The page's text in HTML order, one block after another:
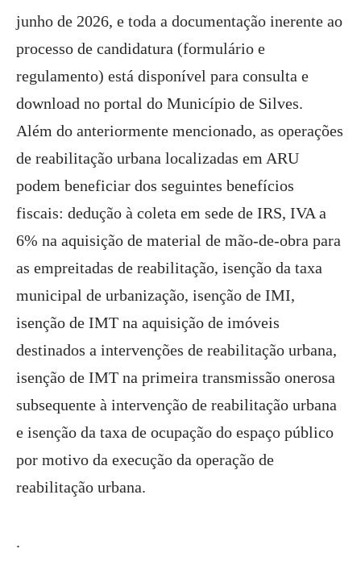
junho de 2026, e toda a documentação inerente ao
processo de candidatura (formulário e
regulamento) está disponível para consulta e
download no portal do Município de Silves.
Além do anteriormente mencionado, as operações
de reabilitação urbana localizadas em ARU
podem beneficiar dos seguintes benefícios
fiscais: dedução à coleta em sede de IRS, IVA a
6% na aquisição de material de mão-de-obra para
as empreitadas de reabilitação, isenção da taxa
municipal de urbanização, isenção de IMI,
isenção de IMT na aquisição de imóveis
destinados a intervenções de reabilitação urbana,
isenção de IMT na primeira transmissão onerosa
subsequente à intervenção de reabilitação urbana
e isenção da taxa de ocupação do espaço público
por motivo da execução da operação de
reabilitação urbana.
.